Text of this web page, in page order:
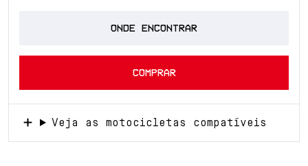
ONDE ENCONTRAR
COMPRAR
Veja as motocicletas compatíveis